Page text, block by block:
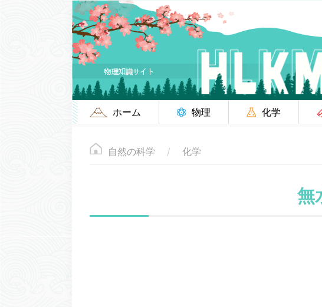
ホーム 物理 化学
自然の科学 化学
無